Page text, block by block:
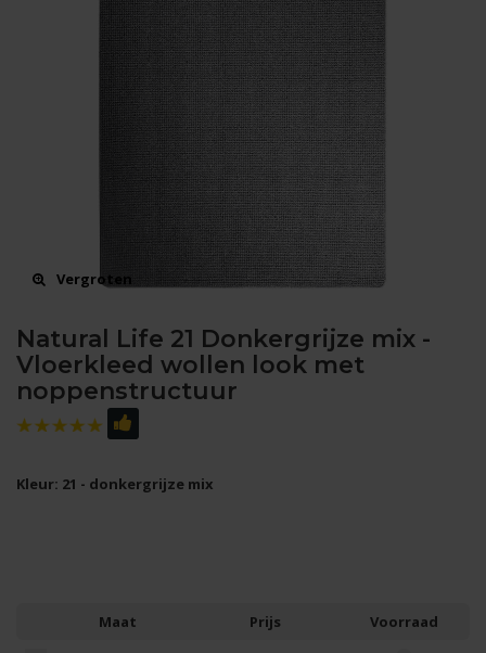
Vergroten
Natural Life 21 Donkergrijze mix -
Vloerkleed wollen look met
noppenstructuur
Kleur: 21 - donkergrijze mix
Maat Prijs
Voorraad